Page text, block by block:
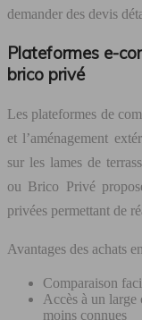
demander des devis
Plateformes e-
brico privé
Les plateformes de
et l’aménagement
sur les lames de
ou Brico Privé
privées permettant de
Avantages des achats
Comparaison
Accès à un
moins connues